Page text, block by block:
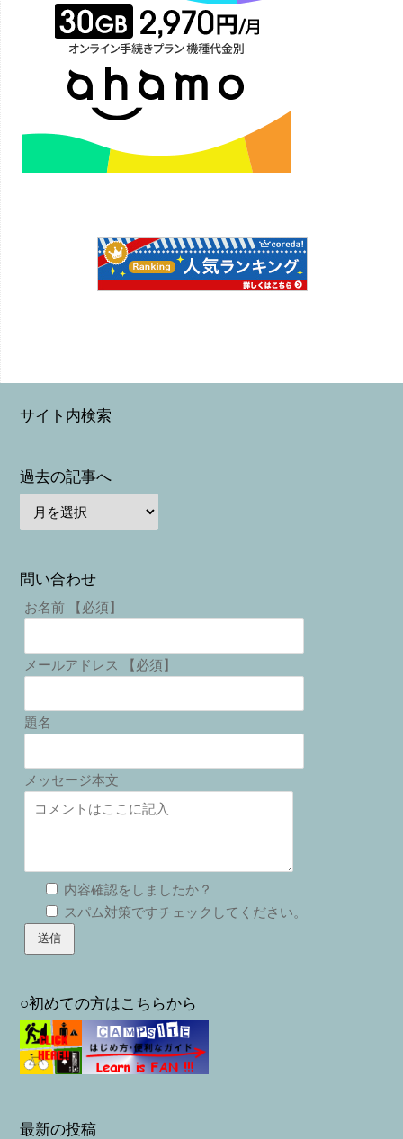
サイト内検索
過去の記事へ
問い合わせ
お名前 【必須】
メールアドレス 【必須】
題名
メッセージ本文
内容確認をしましたか？
スパム対策ですチェックしてください。
○初めての方はこちらから
最新の投稿